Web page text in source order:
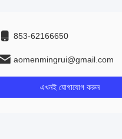
853-62166650‬
aomenmingrui@gmail.com
এখনই যোগাযোগ করুন